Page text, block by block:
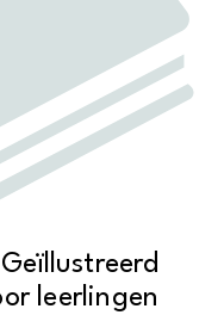
leerlingen